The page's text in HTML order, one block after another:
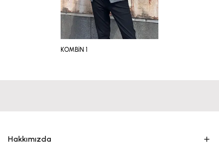
KOMBİN 1
Hakkımızda